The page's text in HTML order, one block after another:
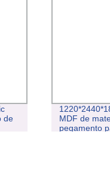
E1/E2 Junta
Plain de